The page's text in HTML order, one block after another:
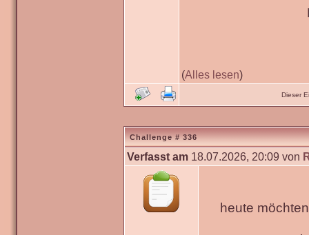
(Alles lesen)
Dieser
Challenge # 336
Verfasst am 18.07.2026, 20:09 von
heute